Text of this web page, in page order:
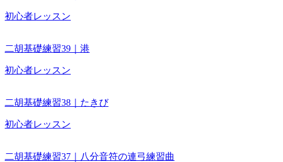
初心者レッスン
二胡基礎練習39｜港
初心者レッスン
二胡基礎練習38｜たきび
初心者レッスン
二胡基礎練習37｜八分音符の連弓練習曲